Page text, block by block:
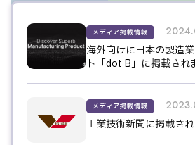
メディア掲載情報
海外向けに日本の製造
ト「dot B」に掲載され
メディア掲載情報
工業技術新聞に掲載さ